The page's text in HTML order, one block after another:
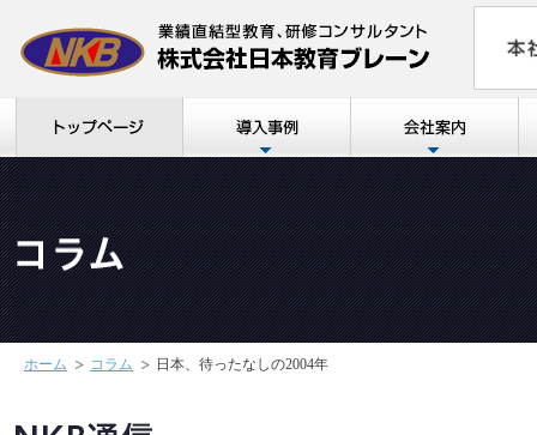
ホーム コラム 日本、待ったなしの2004年